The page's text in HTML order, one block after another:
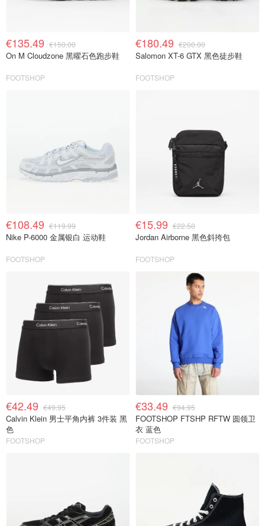
€135.49 €150.00
On M Cloudzone 黑曜石色跑步鞋
FOOTSHOP
€180.49 €200.00
Salomon XT-6 GTX 黑色徒步鞋
FOOTSHOP
€108.49 €119.99
Nike P-6000 金属银白 运动鞋
FOOTSHOP
€15.99 €22.50
Jordan Airborne 黑色斜挎包
FOOTSHOP
€42.49 €49.95
Calvin Klein 男士平角内裤 3件装 黑
色
FOOTSHOP
€33.49 €94.95
FOOTSHOP FTSHP RFTW 圆领卫
衣 蓝色
FOOTSHOP